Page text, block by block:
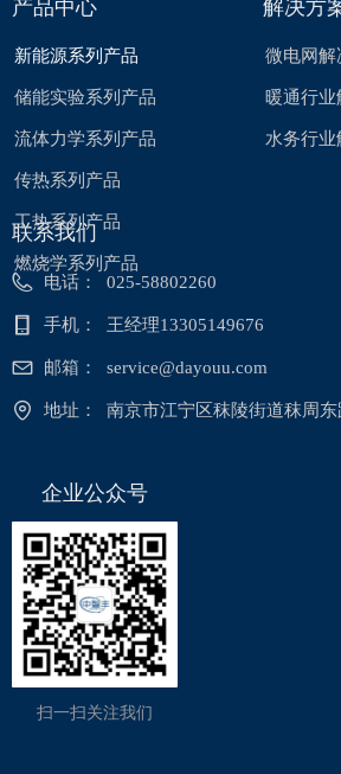
产品中心
新能源系列产品
储能实验系列产品
流体力学系列产品
传热系列产品
工热系列产品
燃烧学系列产品
解决方
微电网解
暖通行业
水务行业
联系我们
电话： 025-58802260
手机： 王经理13305149676
邮箱： service@dayouu.com
地址： 南京市江宁区秣陵街道秣周
扫一扫关注我们
企业公众号